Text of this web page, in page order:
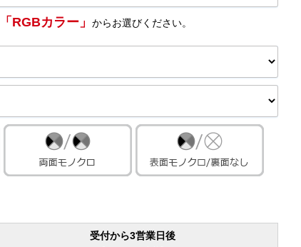
「RGBカラー」 からお選びください。
受付から3営業日後